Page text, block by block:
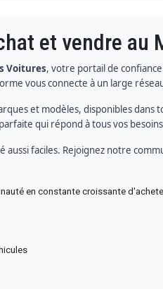
et vendre au
Voitures, votre portail de
vous connecte à un large
et modèles, disponibles
qui répond à tous vos
faciles. Rejoignez notre
en constante croissante